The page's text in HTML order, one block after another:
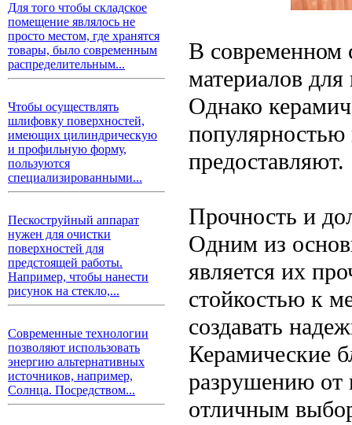
Для того чтобы складское
помещение являлось не
просто местом, где хранятся
товары, было современным
распределительным...
Чтобы осуществлять
шлифовку поверхностей,
имеющих цилиндрическую
и профильную форму,
пользуются
специализированными...
Пескоструйный аппарат
нужен для очистки
поверхностей для
предстоящей работы.
Например, чтобы нанести
рисунок на стекло,...
Современные технологии
позволяют использовать
энергию альтернативных
источников, например,
Солнца. Посредством...
В современном
материалов
Однако
предоставляют.
Прочность и
Одним из
является их
стойкостью к
создавать
Керамические
разрушению от
отличным